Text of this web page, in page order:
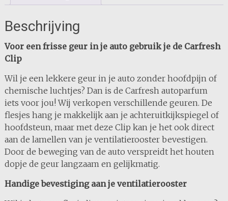
Beschrijving
Voor een frisse geur in je auto gebruik je de Carfresh
Clip
Wil je een lekkere geur in je auto zonder hoofdpijn of
chemische luchtjes? Dan is de Carfresh autoparfum
iets voor jou! Wij verkopen verschillende geuren. De
flesjes hang je makkelijk aan je achteruitkijkspiegel of
hoofdsteun, maar met deze Clip kan je het ook direct
aan de lamellen van je ventilatierooster bevestigen.
Door de beweging van de auto verspreidt het houten
dopje de geur langzaam en gelijkmatig.
Handige bevestiging aan je ventilatierooster